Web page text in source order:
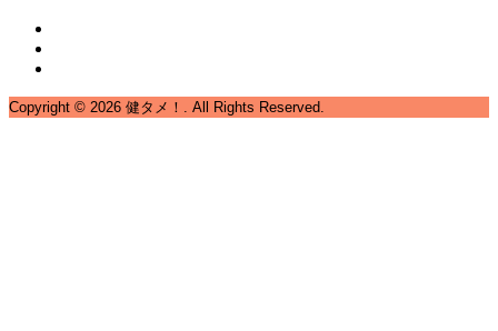
Copyright © 2026 健タメ！. All Rights Reserved.